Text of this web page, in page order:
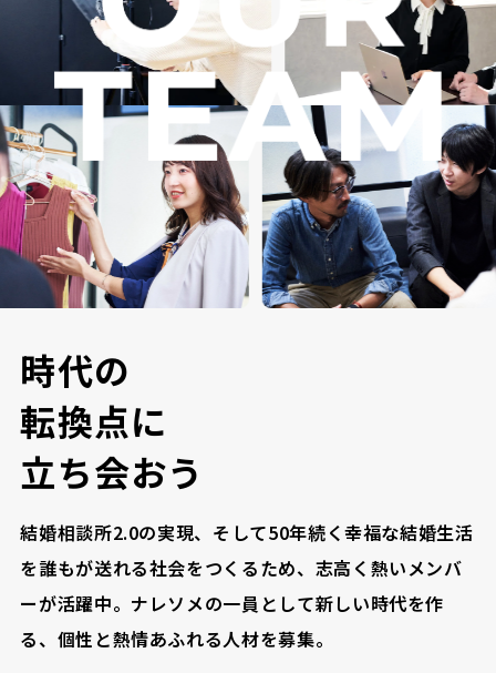
時代の
転換点に
立ち会おう
結婚相談所2.0の実現、そして50年続く幸福な結婚生活
を誰もが送れる社会をつくるため、志高く熱いメンバ
ーが活躍中。ナレソメの一員として新しい時代を作
る、個性と熱情あふれる人材を募集。